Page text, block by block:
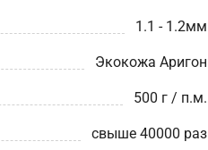
1.1 - 1.2мм
Экокожа Аригон
500 г / п.м.
свыше 40000 раз